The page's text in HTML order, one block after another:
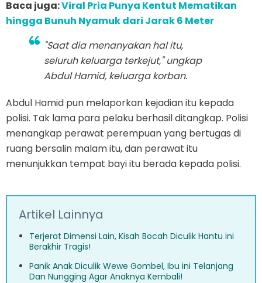
Baca juga:Viral Pria Punya Kentut Mematikan
hingga Bunuh Nyamuk dari Jarak 6 Meter
"Saat dia menanyakan hal itu,
seluruh keluarga terkejut," ungkap
Abdul Hamid, keluarga korban.
Abdul Hamid pun melaporkan kejadian itu kepada
polisi. Tak lama para pelaku berhasil ditangkap. Polisi
menangkap perawat perempuan yang bertugas di
ruang bersalin malam itu, dan perawat itu
menunjukkan tempat bayi itu berada kepada polisi.
Artikel Lainnya
Terjerat Dimensi Lain, Kisah Bocah Diculik Hantu ini
Berakhir Tragis!
Panik Anak Diculik Wewe Gombel, Ibu ini Telanjang
Dan Nungging Agar Anaknya Kembali!